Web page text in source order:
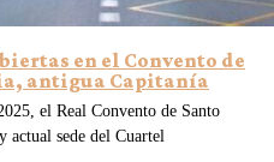
en el Convento de
antigua Capitanía
el Real Convento de Santo
actual sede del Cuartel